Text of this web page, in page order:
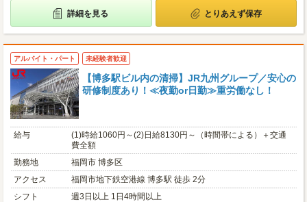
詳細を見る とりあえず保存
アルバイト・パート 未経験者歓迎
【博多駅ビル内の清掃】JR九州グループ／安心の
研修制度あり！≪夜勤or日勤≫重労働なし！
給与
(1)時給1060円～(2)日給8130円～（時間帯による）＋交通
費全額
勤務地
福岡市 博多区
アクセス
福岡市地下鉄空港線 博多駅 徒歩 2分
シフト
週3日以上 1日4時間以上